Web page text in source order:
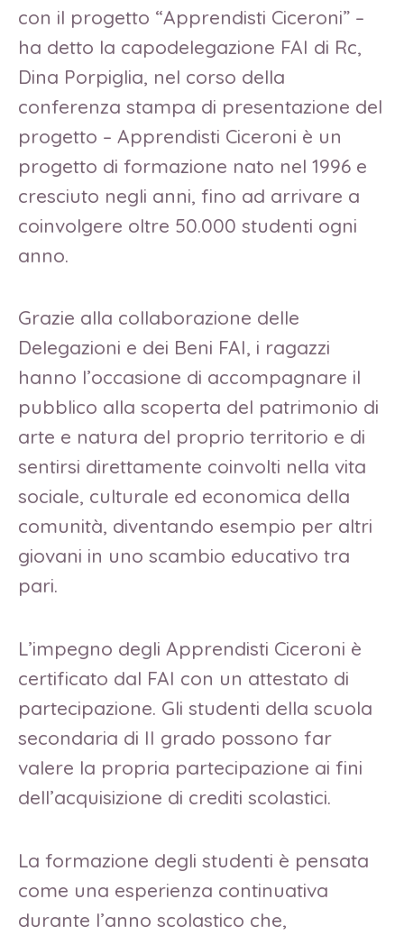
con il progetto “Apprendisti Ciceroni” –
ha detto la capodelegazione FAI di Rc,
Dina Porpiglia, nel corso della
conferenza stampa di presentazione del
progetto – Apprendisti Ciceroni è un
progetto di formazione nato nel 1996 e
cresciuto negli anni, fino ad arrivare a
coinvolgere oltre 50.000 studenti ogni
anno.
Grazie alla collaborazione delle
Delegazioni e dei Beni FAI, i ragazzi
hanno l’occasione di accompagnare il
pubblico alla scoperta del patrimonio di
arte e natura del proprio territorio e di
sentirsi direttamente coinvolti nella vita
sociale, culturale ed economica della
comunità, diventando esempio per altri
giovani in uno scambio educativo tra
pari.
L’impegno degli Apprendisti Ciceroni è
certificato dal FAI con un attestato di
partecipazione. Gli studenti della scuola
secondaria di II grado possono far
valere la propria partecipazione ai fini
dell’acquisizione di crediti scolastici.
La formazione degli studenti è pensata
come una esperienza continuativa
durante l’anno scolastico che,